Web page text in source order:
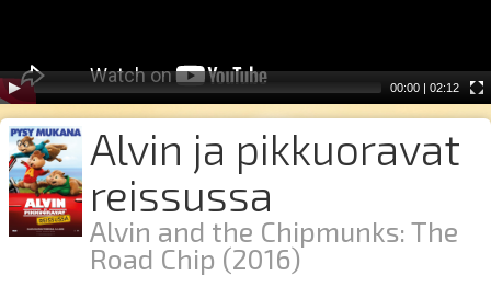
00:00 | 02:12
Alvin ja pikkuoravat
reissussa
Alvin and the Chipmunks: The
Road Chip (2016)